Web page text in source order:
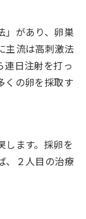
」があり、卵巣
主流は高刺激法
連日注射を打っ
くの卵を採取す
します。採卵を
、２人目の治療